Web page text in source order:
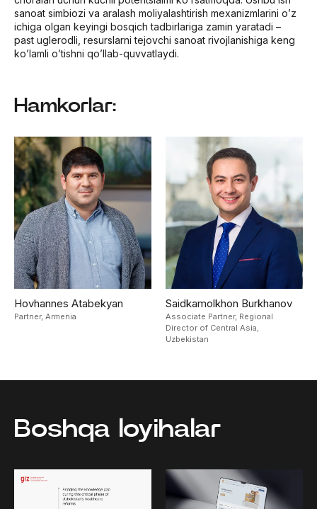
sanoat simbiozi va aralash moliyalashtirish mexanizmlarini o’z
ichiga olgan keyingi bosqich tadbirlariga zamin yaratadi –
past uglerodli, resurslarni tejovchi sanoat rivojlanishiga keng
ko’lamli o’tishni qo’llab-quvvatlaydi.
Hamkorlar:
Hovhannes Atabekyan
Partner, Armenia
Saidkamolkhon Burkhanov
Associate Partner, Regional
Director of Central Asia,
Uzbekistan
Boshqa loyihalar